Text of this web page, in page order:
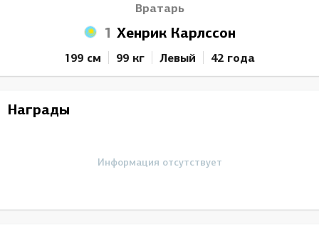
Вратарь
1 Хенрик Карлссон
199 см 99 кг Левый 42 года
Награды
Информация отсутствует